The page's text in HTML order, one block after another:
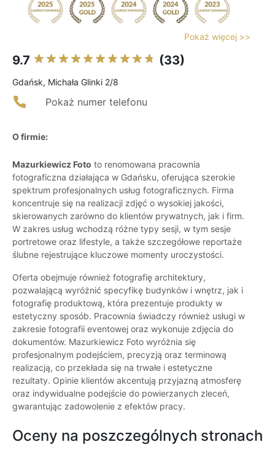
Pokaż więcej >>
9.7 (33)
Gdańsk, Michała Glinki 2/8
Pokaż numer telefonu
O firmie:
Mazurkiewicz Foto to renomowana pracownia
fotograficzna działająca w Gdańsku, oferująca szerokie
spektrum profesjonalnych usług fotograficznych. Firma
koncentruje się na realizacji zdjęć o wysokiej jakości,
skierowanych zarówno do klientów prywatnych, jak i firm.
W zakres usług wchodzą różne typy sesji, w tym sesje
portretowe oraz lifestyle, a także szczegółowe reportaże
ślubne rejestrujące kluczowe momenty uroczystości.
Oferta obejmuje również fotografię architektury,
pozwalającą wyróżnić specyfikę budynków i wnętrz, jak i
fotografię produktową, która prezentuje produkty w
estetyczny sposób. Pracownia świadczy również usługi w
zakresie fotografii eventowej oraz wykonuje zdjęcia do
dokumentów. Mazurkiewicz Foto wyróżnia się
profesjonalnym podejściem, precyzją oraz terminową
realizacją, co przekłada się na trwałe i estetyczne
rezultaty. Opinie klientów akcentują przyjazną atmosferę
oraz indywidualne podejście do powierzanych zleceń,
gwarantując zadowolenie z efektów pracy.
Oceny na poszczególnych stronach